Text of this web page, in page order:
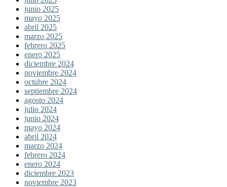
junio 2025
mayo 2025
abril 2025
marzo 2025
febrero 2025
enero 2025
diciembre 2024
noviembre 2024
octubre 2024
septiembre 2024
agosto 2024
julio 2024
junio 2024
mayo 2024
abril 2024
marzo 2024
febrero 2024
enero 2024
diciembre 2023
noviembre 2023